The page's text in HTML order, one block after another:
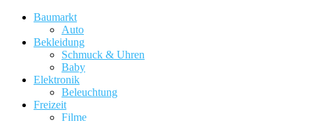
Baumarkt
Auto
Bekleidung
Schmuck & Uhren
Baby
Elektronik
Beleuchtung
Freizeit
Filme